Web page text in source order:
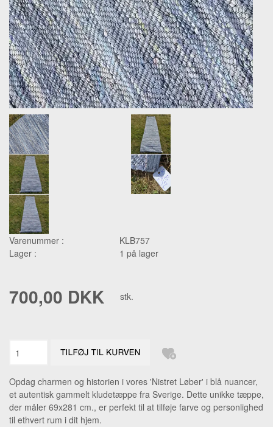
Varenummer :
KLB757
Lager :
1 på lager
700,00 DKK stk.
Opdag charmen og historien i vores 'Nistret Løber' i blå nuancer,
et autentisk gammelt kludetæppe fra Sverige. Dette unikke tæppe,
der måler 69x281 cm., er perfekt til at tilføje farve og personlighed
til ethvert rum i dit hjem.